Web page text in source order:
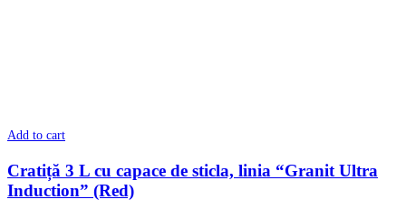
Add to cart
Cratiță 3 L cu capace de sticla, linia “Granit Ultra
Induction” (Red)